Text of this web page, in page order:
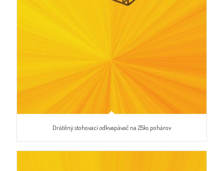
Drátěný stohovací odkvapávač na 25ks pohárov